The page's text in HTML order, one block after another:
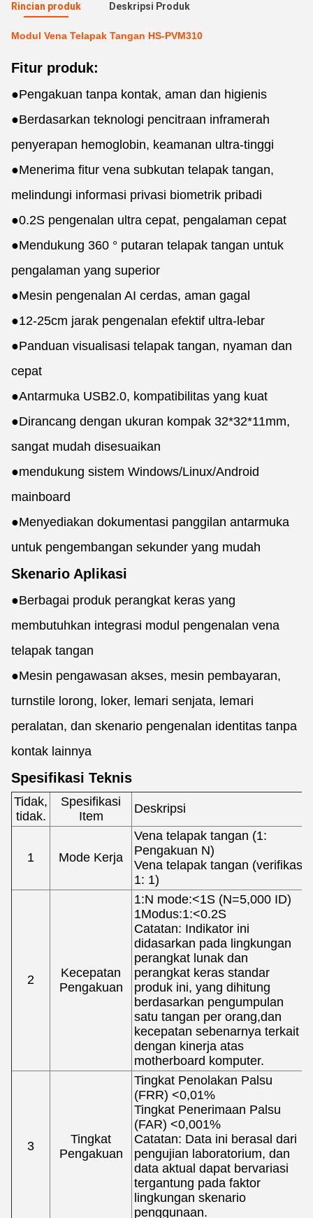
Rincian produk Deskripsi Produk
Modul Vena Telapak Tangan HS-PVM310
Fitur produk:
●Pengakuan tanpa kontak, aman dan higienis
●Berdasarkan teknologi pencitraan inframerah
penyerapan hemoglobin, keamanan ultra-tinggi
●Menerima fitur vena subkutan telapak tangan,
melindungi informasi privasi biometrik pribadi
●0.2S pengenalan ultra cepat, pengalaman cepat
●Mendukung 360 ° putaran telapak tangan untuk
pengalaman yang superior
●Mesin pengenalan AI cerdas, aman gagal
●12-25cm jarak pengenalan efektif ultra-lebar
●Panduan visualisasi telapak tangan, nyaman dan
cepat
●Antarmuka USB2.0, kompatibilitas yang kuat
●Dirancang dengan ukuran kompak 32*32*11mm,
sangat mudah disesuaikan
●mendukung sistem Windows/Linux/Android
mainboard
●Menyediakan dokumentasi panggilan antarmuka
untuk pengembangan sekunder yang mudah
Skenario Aplikasi
●Berbagai produk perangkat keras yang
membutuhkan integrasi modul pengenalan vena
telapak tangan
●Mesin pengawasan akses, mesin pembayaran,
turnstile lorong, loker, lemari senjata, lemari
peralatan, dan skenario pengenalan identitas tanpa
kontak lainnya
Spesifikasi Teknis
Tidak,
tidak.
Spesifikasi
Item
Deskripsi
1 Mode Kerja
Vena telapak tangan (1:
Pengakuan N)
Vena telapak tangan (verifikasi
1: 1)
2
Kecepatan
Pengakuan
1:N mode:<1S (N=5,000 ID)
1Modus:1:<0.2S
Catatan: Indikator ini
didasarkan pada lingkungan
perangkat lunak dan
perangkat keras standar
produk ini, yang dihitung
berdasarkan pengumpulan
satu tangan per orang,dan
kecepatan sebenarnya terkait
dengan kinerja atas
motherboard komputer.
3
Tingkat
Pengakuan
Tingkat Penolakan Palsu
(FRR) <0,01%
Tingkat Penerimaan Palsu
(FAR) <0,001%
Catatan: Data ini berasal dari
pengujian laboratorium, dan
data aktual dapat bervariasi
tergantung pada faktor
lingkungan skenario
penggunaan.